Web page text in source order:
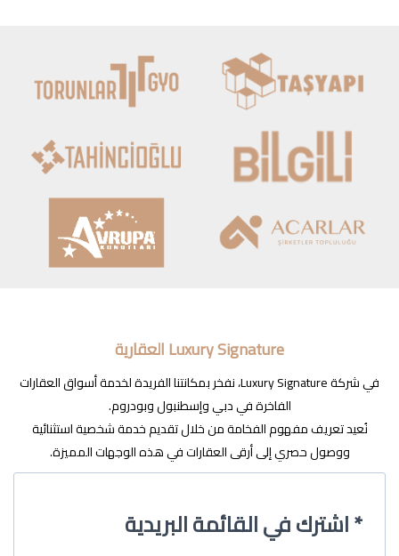
Luxury Signature العقارية
في شركة Luxury Signature، نفخر بمكانتنا الفريدة لخدمة أسواق العقارات
الفاخرة في دبي وإسطنبول وبودروم.
نُعيد تعريف مفهوم الفخامة من خلال تقديم خدمة شخصية استثنائية
ووصول حصري إلى أرقى العقارات في هذه الوجهات المميزة.
اشترك في القائمة البريدية *